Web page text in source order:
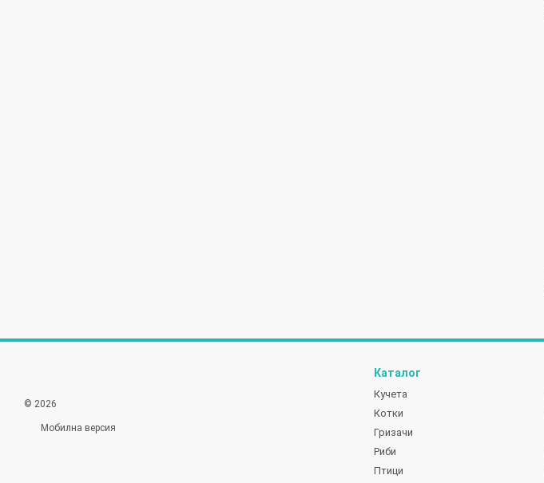
© 2026
Мобилна версия
Каталог
Кучета
Котки
Гризачи
Риби
Птици